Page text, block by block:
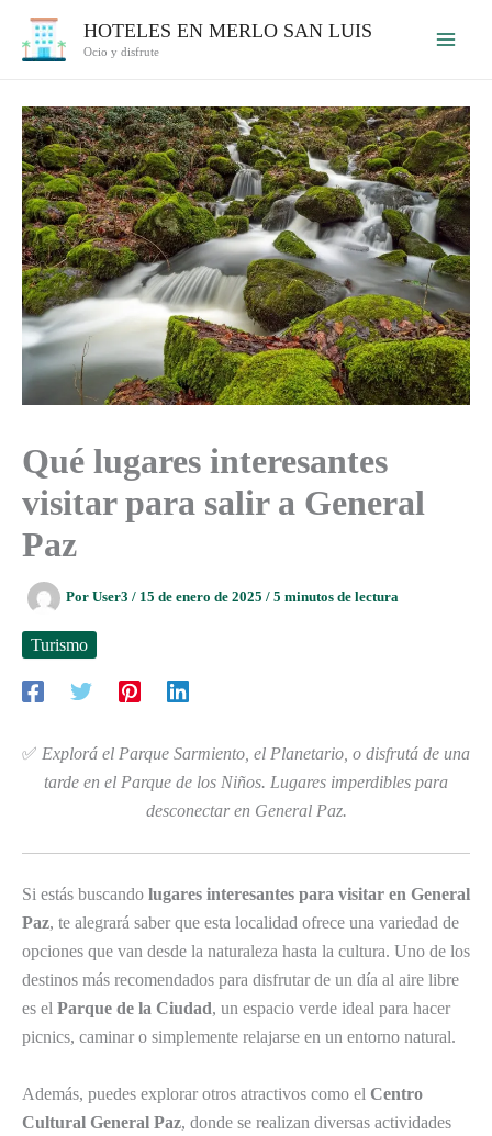
HOTELES EN MERLO SAN LUIS
Ocio y disfrute
Qué lugares interesantes
visitar para salir a General
Paz
Por User3 / 15 de enero de 2025 / 5 minutos de lectura
Turismo
✅ Explorá el Parque Sarmiento, el Planetario, o disfrutá de una
tarde en el Parque de los Niños. Lugares imperdibles para
desconectar en General Paz.
Si estás buscando lugares interesantes para visitar en General
Paz, te alegrará saber que esta localidad ofrece una variedad de
opciones que van desde la naturaleza hasta la cultura. Uno de los
destinos más recomendados para disfrutar de un día al aire libre
es el Parque de la Ciudad, un espacio verde ideal para hacer
picnics, caminar o simplemente relajarse en un entorno natural.
Además, puedes explorar otros atractivos como el Centro
Cultural General Paz, donde se realizan diversas actividades